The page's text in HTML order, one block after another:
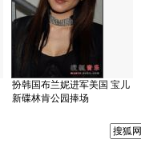
扮韩国布兰妮进军美国 宝儿
新碟林肯公园捧场